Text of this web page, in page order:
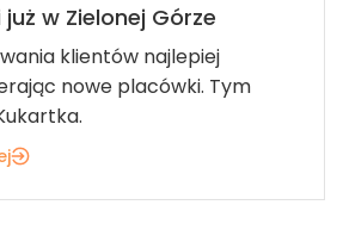
w Zielonej Górze
klientów najlepiej
nowe placówki. Tym